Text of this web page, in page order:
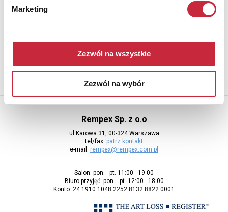
Marketing
Zezwól na wszystkie
Zezwól na wybór
Rempex Sp. z o.o
ul Karowa 31, 00-324 Warszawa
tel/fax: patrz kontakt
e-mail: rempex@rempex.com.pl
Salon: pon. - pt. 11:00 - 19:00
Biuro przyjęć: pon. - pt. 12:00 - 18:00
Konto: 24 1910 1048 2252 8132 8822 0001